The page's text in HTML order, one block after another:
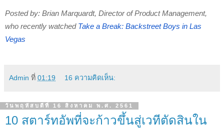
Posted by: Brian Marquardt, Director of Product Management,
who recently watched Take a Break: Backstreet Boys in Las
Vegas
Admin ที่ 01:19 16 ความคิดเห็น:
วันพฤหัสบดีที่ 16 สิงหาคม พ.ศ. 2561
10 สตาร์ทอัพที่จะก้าวขึ้นสู่เวทีตัดสินใน